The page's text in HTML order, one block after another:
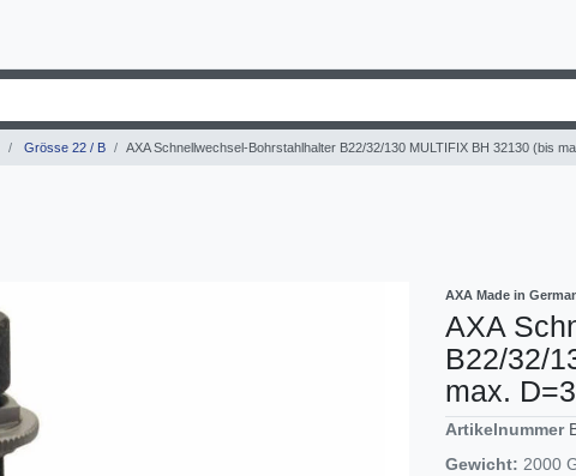
Grösse 22 / B AXA Schnellwechsel-Bohrstahlhalter B22/32/130 MULTIFIX BH 32130 (bis
AXA Made in
AXA
B22/32/
max.
Artikelnummer
Gewicht: 2000